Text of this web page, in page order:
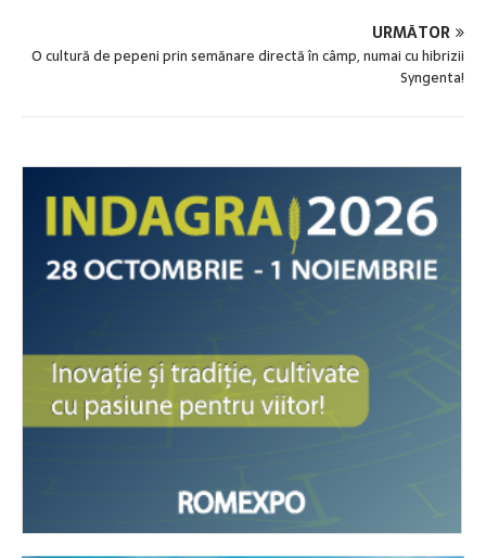
URMĂTOR
O cultură de pepeni prin semănare directă în câmp, numai cu hibrizii
Syngenta!